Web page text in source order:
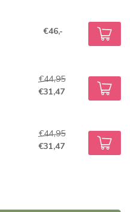
€46,-
€44,95
€31,47
€44,95
€31,47